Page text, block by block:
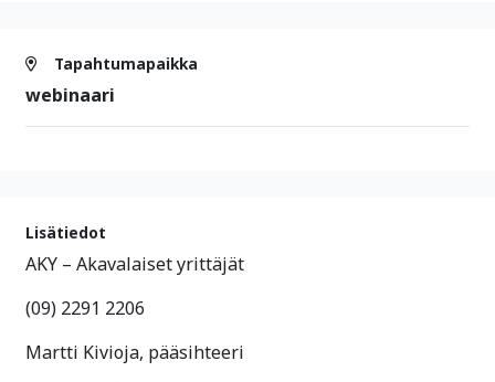
Tapahtumapaikka
webinaari
Lisätiedot
AKY – Akavalaiset yrittäjät
(09) 2291 2206
Martti Kivioja, pääsihteeri